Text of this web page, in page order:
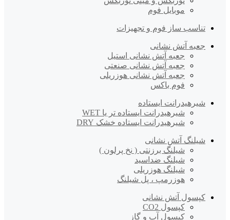
موبایل فوم
تناسب ساز فوم و تجهیزات
جعبه آتش نشانی
جعبه آتش نشانی استیل
جعبه آتش نشانی صنعتی
جعبه آتش نشانی هوزریلی
فوم باکس
شیرهیدرانت ایستاده
شیرهیدرانت ایستاده تر یا WET
شیرهیدرانت ایستاده خشک DRY
شیلنگ آتش نشانی
شیلنگ برزنتی ( نخ پرلون )
شیلنگ ضداسید
شیلنگ هوزریلی
هوزرمپ ، پل شیلنگ
کپسول آتش نشانی
کپسول CO2
کپسول آب و گاز